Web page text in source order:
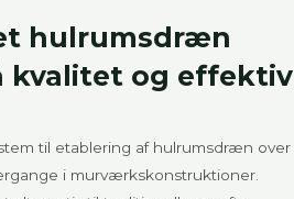
hulrumsdræn
kvalitet og effektiv
til etablering af hulrumsdræn over
i murværkskonstruktioner.